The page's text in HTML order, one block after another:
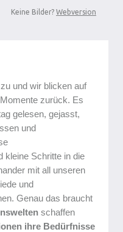
Keine Bilder? Webversion
und wir blicken auf
zurück. Es
gelesen, gejasst,
und
kleine Schritte in die
mit all unseren
und
Genau das braucht
schaffen
ihre Bedürfnisse